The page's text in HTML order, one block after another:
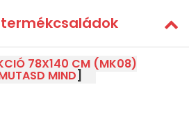
78X140 CM (MK08)
MIND]